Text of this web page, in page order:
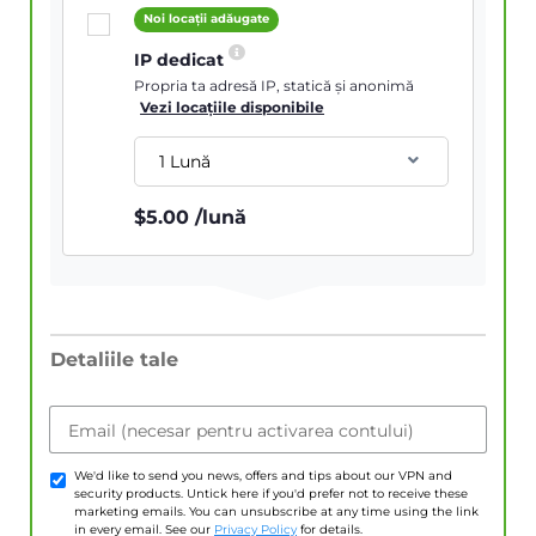
Noi locații adăugate
IP dedicat
Propria ta adresă IP, statică și anonimă
Vezi locațiile disponibile
1 Lună
$5.00 /lună
Detaliile tale
Email (necesar pentru activarea contului)
We'd like to send you news, offers and tips about our VPN and
security products. Untick here if you'd prefer not to receive these
marketing emails. You can unsubscribe at any time using the link
in every email. See our Privacy Policy for details.